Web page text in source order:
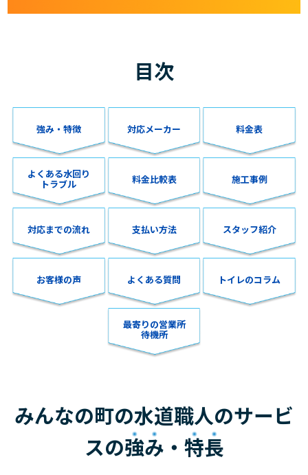
目次
強み・特徴 対応メーカー 料金表
よくある水回り
トラブル 料金比較表 施工事例
対応までの流れ 支払い方法 スタッフ紹介
お客様の声 よくある質問 トイレのコラム
最寄りの営業所
待機所
みんなの町の水道職人のサービ
スの強み ・ 特長